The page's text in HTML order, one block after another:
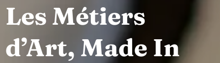
Les Métiers
d’Art, Made In